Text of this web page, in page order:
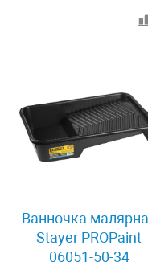
Ванночка
Stayer PROPaint
06051-50-34